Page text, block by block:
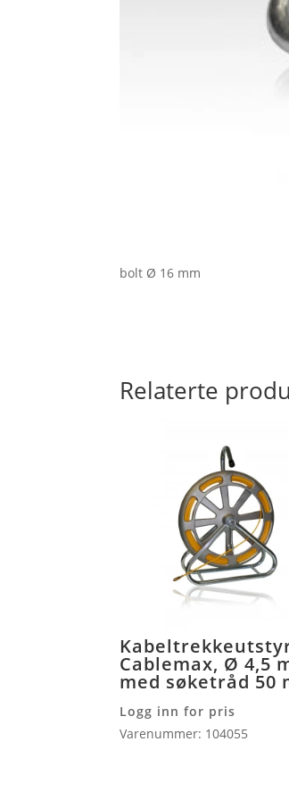
bolt Ø 16 mm
Relaterte
Cablemax, Ø 4,5
med søketråd 50
Logg inn for pris
Varenummer: 104055